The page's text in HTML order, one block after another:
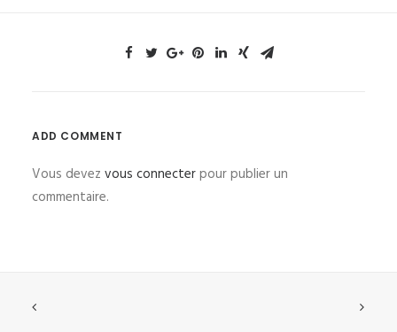
ADD COMMENT
Vous devez vous connecterpour publier un
commentaire.